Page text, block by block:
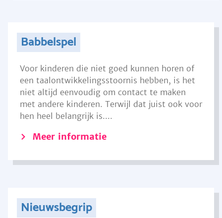
Babbelspel
Voor kinderen die niet goed kunnen horen of
een taalontwikkelingsstoornis hebben, is het
niet altijd eenvoudig om contact te maken
met andere kinderen. Terwijl dat juist ook voor
hen heel belangrijk is....
Meer informatie
Nieuwsbegrip